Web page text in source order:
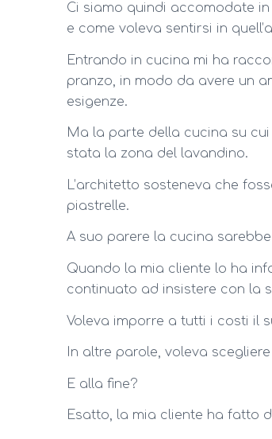
Ci siamo quindi accomodate
e come voleva sentirsi in
Entrando in cucina mi ha
pranzo, in modo da avere un
esigenze.
Ma la parte della cucina su
stata la zona del lavandino.
L’architetto sosteneva che
piastrelle.
A suo parere la cucina
Quando la mia cliente lo ha
continuato ad insistere con la
Voleva imporre a tutti i costi il
In altre parole, voleva
E alla fine?
Esatto, la mia cliente ha fatto